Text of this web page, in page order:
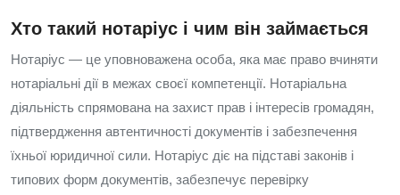
Хто такий нотаріус і чим він займається
Нотаріус — це уповноважена особа, яка має право вчиняти
нотаріальні дії в межах своєї компетенції. Нотаріальна
діяльність спрямована на захист прав і інтересів громадян,
підтвердження автентичності документів і забезпечення
їхньої юридичної сили. Нотаріус діє на підставі законів і
типових форм документів, забезпечує перевірку